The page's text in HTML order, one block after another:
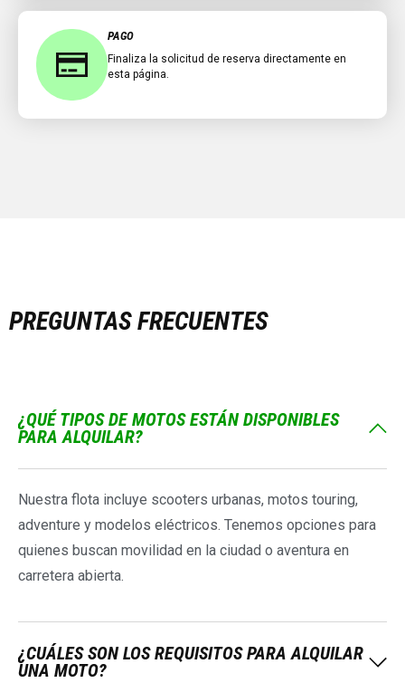
PAGO
Finaliza la solicitud de reserva directamente en
esta página.
PREGUNTAS FRECUENTES
¿QUÉ TIPOS DE MOTOS ESTÁN DISPONIBLES
PARA ALQUILAR?
Nuestra flota incluye scooters urbanas, motos touring,
adventure y modelos eléctricos. Tenemos opciones para
quienes buscan movilidad en la ciudad o aventura en
carretera abierta.
¿CUÁLES SON LOS REQUISITOS PARA ALQUILAR
UNA MOTO?